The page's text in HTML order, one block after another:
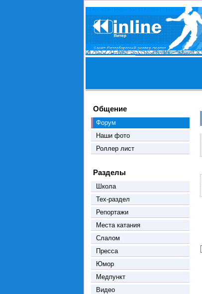
Общение
Форум
Наши фото
Роллер лист
Разделы
Школа
Тех-раздел
Репортажи
Места катания
Слалом
Пресса
Юмор
Медпункт
Видео